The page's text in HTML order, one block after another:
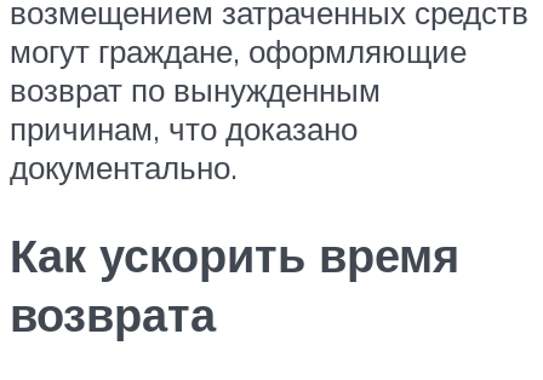
возмещением затраченных средств
могут граждане, оформляющие
возврат по вынужденным
причинам, что доказано
документально.
Как ускорить время
возврата